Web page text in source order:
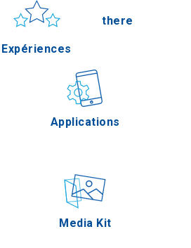
Gastronomie
How to get there
Applications
Media Kit
Expériences